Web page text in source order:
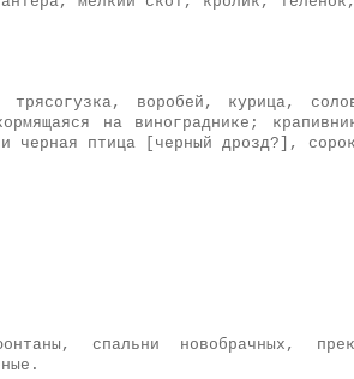
трясогузка, воробей, курица,
на винограднике;
черная птица [черный дрозд?],
спальни новобрачных,